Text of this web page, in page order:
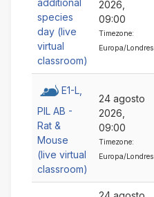
additional
species
day (live
virtual
classroom)
2026,
09:00
Timezone:
Europa/Londres
E1-L,
PIL AB -
Rat &
Mouse
(live virtual
classroom)
24 agosto
2026,
09:00
Timezone:
Europa/Londres